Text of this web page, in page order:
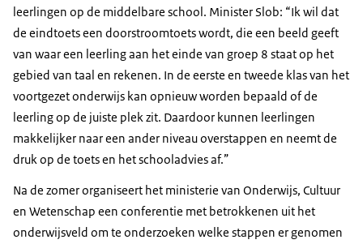
leerlingen op de middelbare school. Minister Slob: “Ik wil dat
de eindtoets een doorstroomtoets wordt, die een beeld geeft
van waar een leerling aan het einde van groep 8 staat op het
gebied van taal en rekenen. In de eerste en tweede klas van het
voortgezet onderwijs kan opnieuw worden bepaald of de
leerling op de juiste plek zit. Daardoor kunnen leerlingen
makkelijker naar een ander niveau overstappen en neemt de
druk op de toets en het schooladvies af.”
Na de zomer organiseert het ministerie van Onderwijs, Cultuur
en Wetenschap een conferentie met betrokkenen uit het
onderwijsveld om te onderzoeken welke stappen er genomen